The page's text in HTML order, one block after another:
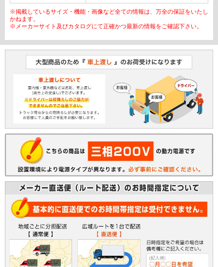
※掲載しているサイズ・機能・画像など全ての情報は、万全の保証をいたし
かねます。
※メーカーサイト及びカタログにて正確かつ最新の情報をご確認下さい。